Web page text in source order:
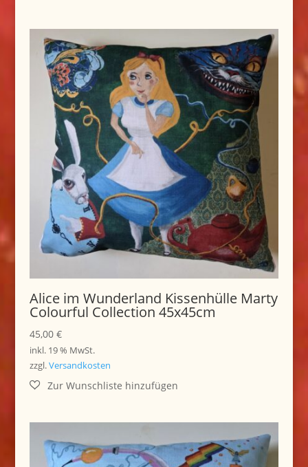
Alice im Wunderland Kissenhülle Marty
Colourful Collection 45x45cm
45,00 €
inkl. 19 % MwSt.
zzgl.Versandkosten